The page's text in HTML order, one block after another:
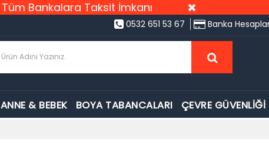
Tüm Bankalara Taksit İmkanı
0532 651 53 67 Banka
ANNE & BEBEK BOYA TABANCALARI ÇEVRE GÜVENLİĞİ